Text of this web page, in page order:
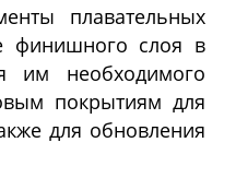
плавательных
финишного слоя в
им необходимого
покрытиям для
для обновления